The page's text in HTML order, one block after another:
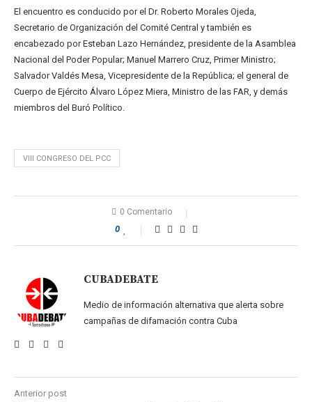
El encuentro es conducido por el Dr. Roberto Morales Ojeda,
Secretario de Organización del Comité Central y también es
encabezado por Esteban Lazo Hernández, presidente de la Asamblea
Nacional del Poder Popular; Manuel Marrero Cruz, Primer Ministro;
Salvador Valdés Mesa, Vicepresidente de la República; el general de
Cuerpo de Ejército Álvaro López Miera, Ministro de las FAR, y demás
miembros del Buró Político.
VIII CONGRESO DEL PCC
0 Comentario
0
CUBADEBATE
Medio de información alternativa que alerta sobre
campañas de difamación contra Cuba
Anterior post